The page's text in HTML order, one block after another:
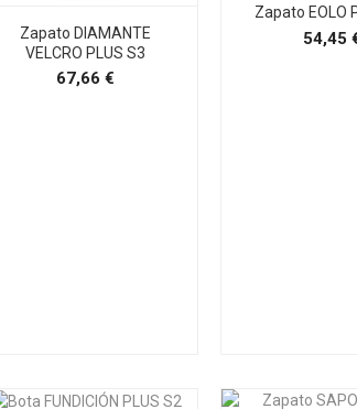
Zapato DIAMANTE
VELCRO PLUS S3
67,66 €
Zapato EOLO
54,45